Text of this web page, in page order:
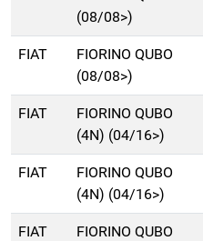
(08/08>)
FIAT
FIORINO QUBO
(08/08>)
FIAT
FIORINO QUBO
(4N) (04/16>)
FIAT
FIORINO QUBO
(4N) (04/16>)
FIAT
FIORINO QUBO